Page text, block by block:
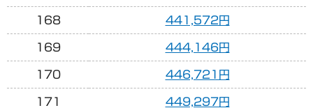
168 441,572円
169 444,146円
170 446,721円
171 449,297円